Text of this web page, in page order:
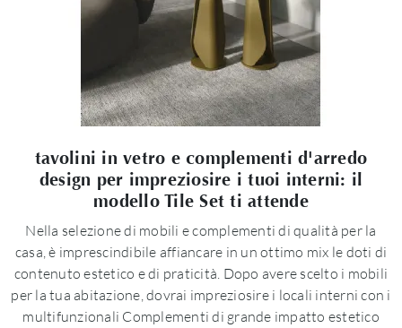
tavolini in vetro e complementi d'arredo
design per impreziosire i tuoi interni: il
modello Tile Set ti attende
Nella selezione di mobili e complementi di qualità per la
casa, è imprescindibile affiancare in un ottimo mix le doti di
contenuto estetico e di praticità. Dopo avere scelto i mobili
per la tua abitazione, dovrai impreziosire i locali interni con i
multifunzionali Complementi di grande impatto estetico